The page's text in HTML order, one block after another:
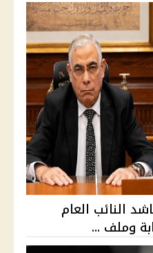
الـ4% تناشد النائب العام
وملف ...